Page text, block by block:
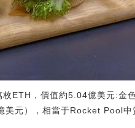
ETH，價值約5.04億美元:金
美元），相當于Rocket Pool